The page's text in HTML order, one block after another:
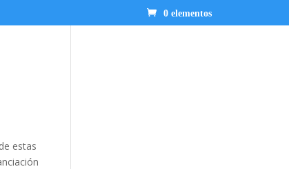
0 elementos
estas